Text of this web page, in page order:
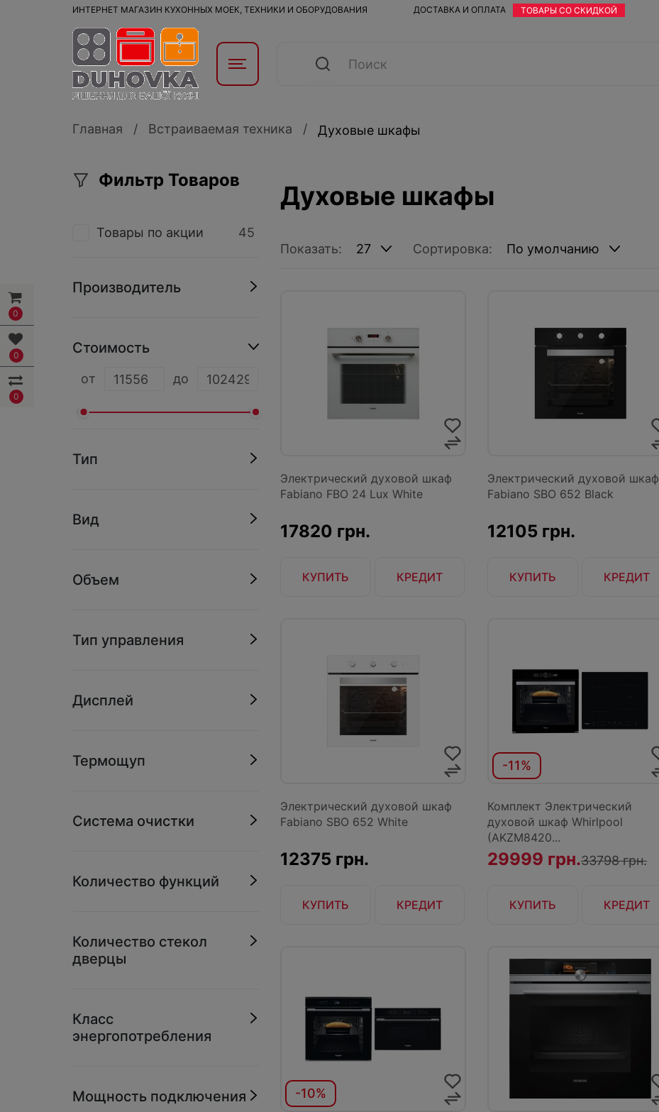
0
0
0
ИНТЕРНЕТ МАГАЗИН КУХОННЫХ МОЕК, ТЕХНИКИ И ОБОРУДОВАНИЯ ДОСТАВКА И ОПЛАТА ТОВАРЫ СО СКИДКОЙ
Главная Встраиваемая техника Духовые шкафы
Фильтр Товаров
Товары по акции 45
Производитель
Стоимость
oт до
Тип
Вид
Объем
Тип управления
Дисплей
Термощуп
Система очистки
Количество функций
Количество стекол
дверцы
Класс
энергопотребления
Мощность подключения
Духовые шкафы
Показать: Сортировка:
Электрический духовой шкаф
Fabiano FBO 24 Lux White
17820 грн.
КУПИТЬ КРЕДИТ
Электрический духовой шкаф
Fabiano SBO 652 Black
12105 грн.
КУПИТЬ КРЕДИТ
Электрический духовой шкаф
Fabiano SBO 652 White
12375 грн.
КУПИТЬ КРЕДИТ
-11%
Комплект Электрический
духовой шкаф Whirlpool
(AKZM8420...
29999 грн.33798 грн.
КУПИТЬ КРЕДИТ
-10%